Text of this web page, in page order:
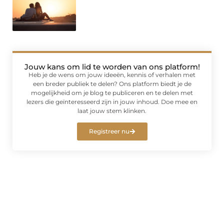
Jouw kans om lid te worden van ons platform!
Heb je de wens om jouw ideeën, kennis of verhalen met
een breder publiek te delen? Ons platform biedt je de
mogelijkheid om je blog te publiceren en te delen met
lezers die geïnteresseerd zijn in jouw inhoud. Doe mee en
laat jouw stem klinken.
Registreer nu